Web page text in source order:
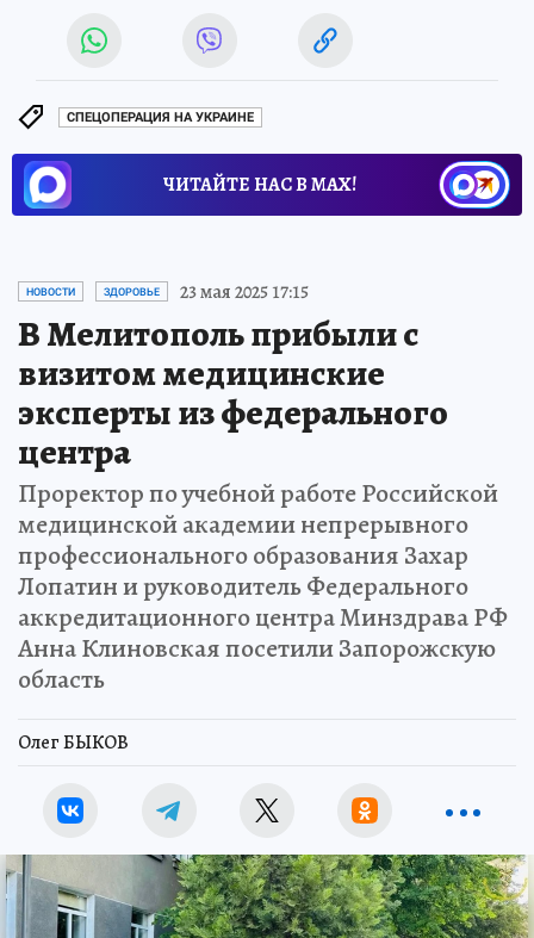
СПЕЦОПЕРАЦИЯ НА УКРАИНЕ
ЧИТАЙТЕ НАС В МАХ!
НОВОСТИ ЗДОРОВЬЕ 23 мая 2025 17:15
В Мелитополь прибыли с
визитом медицинские
эксперты из федерального
центра
Проректор по учебной работе Российской
медицинской академии непрерывного
профессионального образования Захар
Лопатин и руководитель Федерального
аккредитационного центра Минздрава РФ
Анна Клиновская посетили Запорожскую
область
Олег БЫКОВ